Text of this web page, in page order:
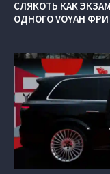
СЛЯКОТЬ КАК
ОДНОГО VOYAH ФРИ